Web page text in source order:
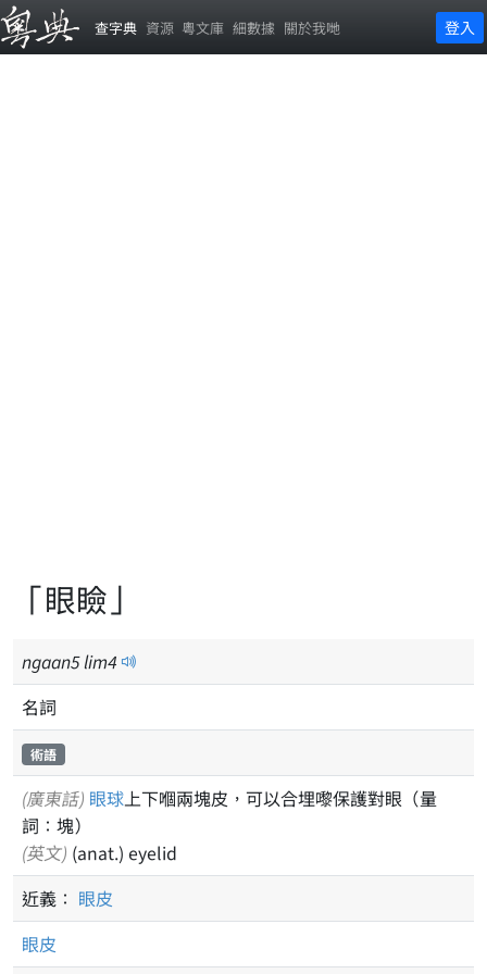
查字典 資源 粵文庫 細數據 關於我哋 登入
「眼瞼」
ngaan5lim4
名詞
術語
(廣東話) 眼球上下嗰兩塊皮，可以合埋嚟保護對眼（量
詞：塊）
(英文) (anat.) eyelid
近義： 眼皮
眼皮